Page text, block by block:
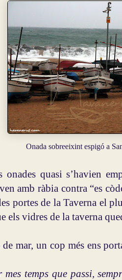
Onada sobreeixint espigó a
onades quasi s’havien
amb ràbia contra “es
portes de la Taverna el
els vidres de la taverna
mar, un cop més ens
mes temps que passi,